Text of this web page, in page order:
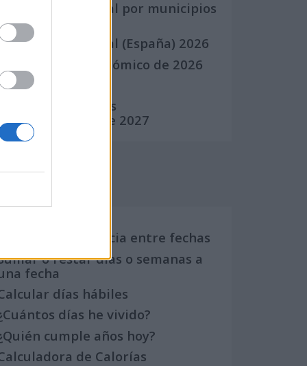
Calendario Laboral por municipios
(España)
Calendario Laboral (España) 2026
Calendario Astronómico de 2026
Lunar
Calendario de Días
Internacionales de 2027
Calcula la diferencia entre fechas
o restar días o semanas a
fecha
días hábiles
días he vivido?
cumple años hoy?
de Calorías